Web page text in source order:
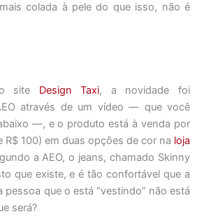
colada à pele do que isso, não é
site Design Taxi, a novidade foi
através de um vídeo — que você
—, e o produto está à venda por
R$ 100) em duas opções de cor na loja
a AEO, o jeans, chamado Skinny
que existe, e é tão confortável que a
pessoa que o está “vestindo” não está
será?